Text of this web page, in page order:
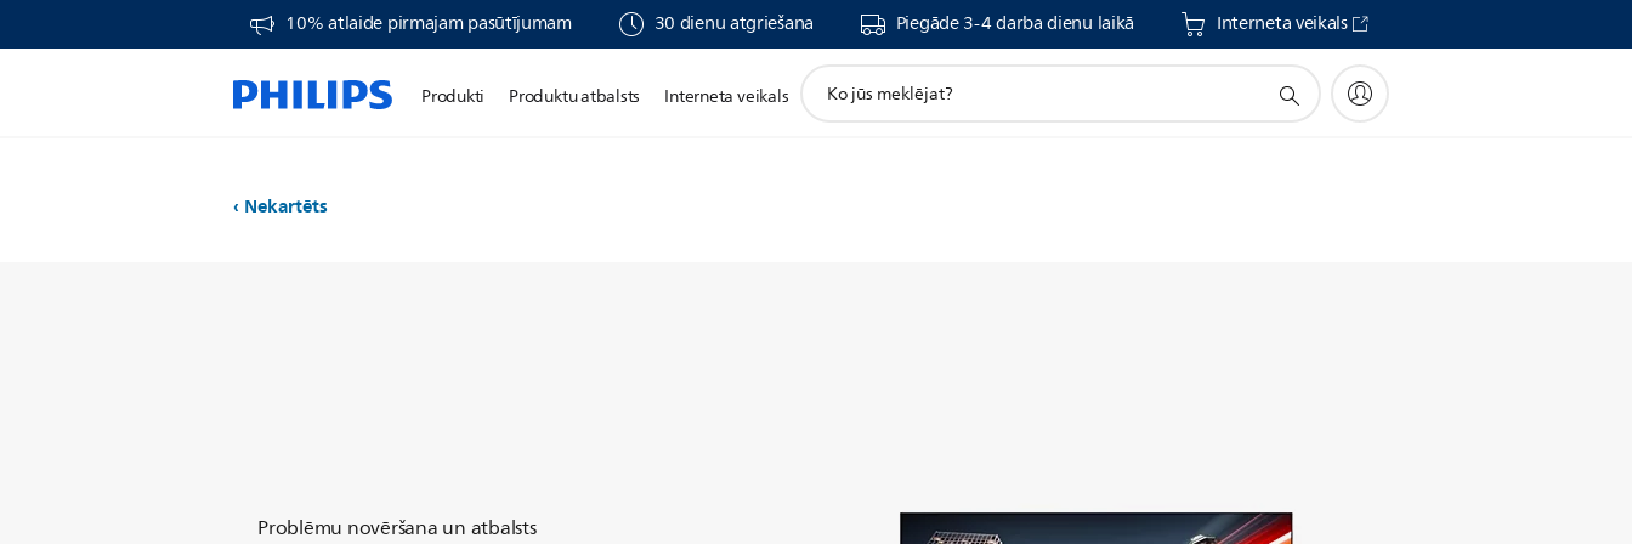
10% atlaide pirmajam pasūtījumam 30 dienu atgriešana Piegāde 3-4 darba dienu laikā Interneta veikals
Produkti Produktu atbalsts Interneta veikals
search
Nekartēts
Problēmu novēršana un atbalsts